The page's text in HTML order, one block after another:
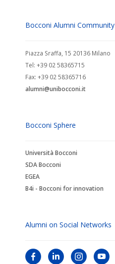
Bocconi Alumni Community
Piazza Sraffa, 15 20136 Milano
Tel: +39 02 58365715
Fax: +39 02 58365716
alumni@unibocconi.it
Bocconi Sphere
Università Bocconi
SDA Bocconi
EGEA
B4i - Bocconi for innovation
Alumni on Social Networks